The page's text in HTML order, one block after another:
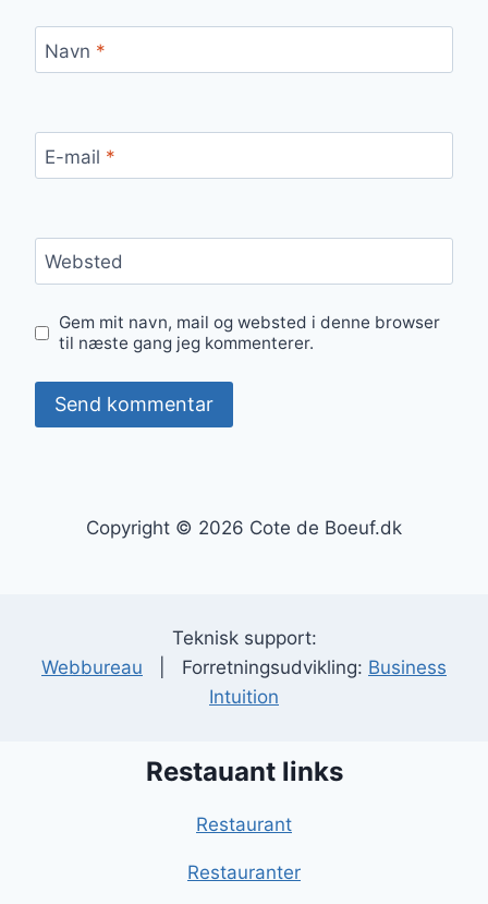
Navn *
E-mail *
Websted
Gem mit navn, mail og websted i denne browser
til næste gang jeg kommenterer.
Copyright © 2026 Cote de Boeuf.dk
Teknisk support:
Webbureau | Forretningsudvikling: Business
Intuition
Restauant links
Restaurant
Restauranter